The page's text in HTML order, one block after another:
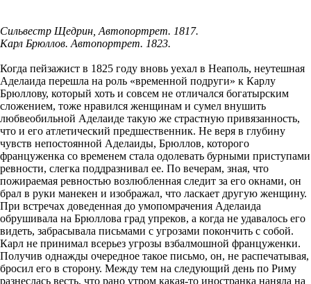
Сильвестр Щедрин, Автопортрет. 1817.
Карл Брюллов. Автопортрет. 1823.
Когда пейзажист в 1825 году вновь уехал в Неаполь, неутешная
Аделаида перешла на роль «временной подруги» к Карлу
Брюллову, который хоть и совсем не отличался богатырским
сложением, тоже нравился женщинам и сумел внушить
любвеобильной Аделаиде такую же страстную привязанность,
что и его атлетический предшественник. Не веря в глубину
чувств непостоянной Аделаиды, Брюллов, которого
француженка со временем стала одолевать бурными приступами
ревности, слегка поддразнивал ее. По вечерам, зная, что
пожираемая ревностью возлюбленная следит за его окнами, он
брал в руки манекен и изображал, что ласкает другую женщину.
При встречах доведенная до умопомрачения Аделаида
обрушивала на Брюллова град упреков, а когда не удавалось его
видеть, забрасывала письмами с угрозами покончить с собой.
Карл не принимал всерьез угрозы взбалмошной француженки.
Получив однажды очередное такое письмо, он, не распечатывая,
бросил его в сторону. Между тем на следующий день по Риму
разнеслась весть, что рано утром какая-то иностранка наняла на